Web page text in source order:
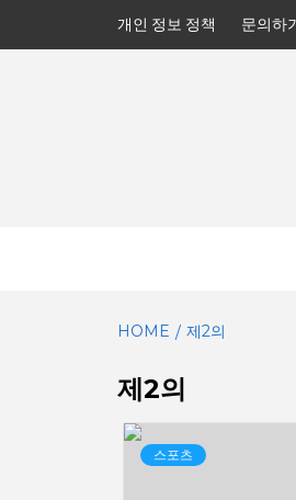
개인 정보 정책 문의하
HOME 제2의
제2의
스포츠